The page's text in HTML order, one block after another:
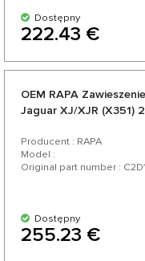
Dostępny
222.43 €
OEM RAPA
Jaguar XJ/XJR (X351)
Producent : RAPA
Model :
Original part number :
Dostępny
255.23 €